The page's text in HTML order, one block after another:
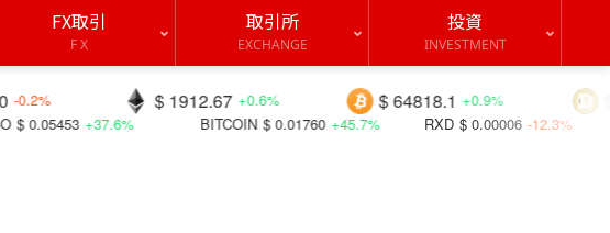
FX取引
F X
取引所
EXCHANGE
投資
INVESTMENT
$ 64818.1 +0.9%
$ 1912.67 +0.6% $
BITCOIN $ 0.01760 +45.7%
+37.6% VRSC
RXD $ 0.00006 -12.3%